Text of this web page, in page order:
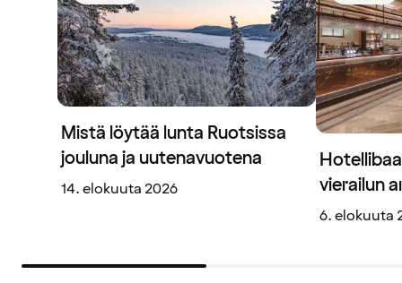
Mistä löytää lunta Ruotsissa
jouluna ja uutenavuotena
14. elokuuta 2026
vierailun
6. elokuuta